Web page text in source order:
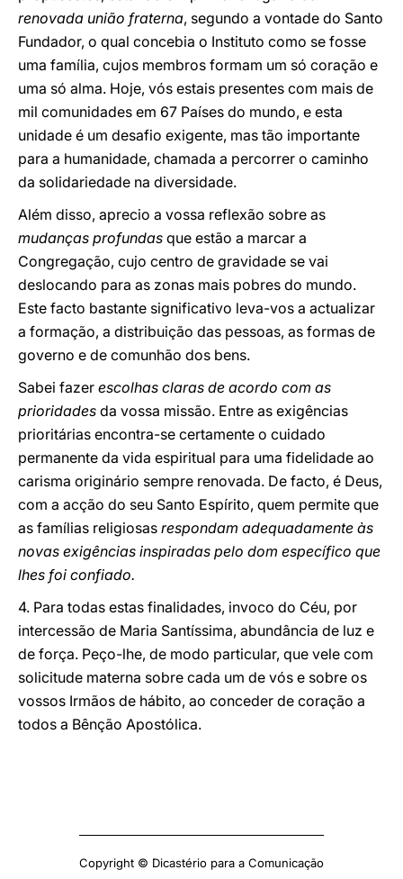
renovada união fraterna, segundo a vontade do Santo
Fundador, o qual concebia o Instituto como se fosse
uma família, cujos membros formam um só coração e
uma só alma. Hoje, vós estais presentes com mais de
mil comunidades em 67 Países do mundo, e esta
unidade é um desafio exigente, mas tão importante
para a humanidade, chamada a percorrer o caminho
da solidariedade na diversidade.
Além disso, aprecio a vossa reflexão sobre as
mudanças profundas que estão a marcar a
Congregação, cujo centro de gravidade se vai
deslocando para as zonas mais pobres do mundo.
Este facto bastante significativo leva-vos a actualizar
a formação, a distribuição das pessoas, as formas de
governo e de comunhão dos bens.
Sabei fazer escolhas claras de acordo com as
prioridades da vossa missão. Entre as exigências
prioritárias encontra-se certamente o cuidado
permanente da vida espiritual para uma fidelidade ao
carisma originário sempre renovada. De facto, é Deus,
com a acção do seu Santo Espírito, quem permite que
as famílias religiosas respondam adequadamente às
novas exigências inspiradas pelo dom específico que
lhes foi confiado.
4. Para todas estas finalidades, invoco do Céu, por
intercessão de Maria Santíssima, abundância de luz e
de força. Peço-lhe, de modo particular, que vele com
solicitude materna sobre cada um de vós e sobre os
vossos Irmãos de hábito, ao conceder de coração a
todos a Bênção Apostólica.
Copyright © Dicastério para a Comunicação